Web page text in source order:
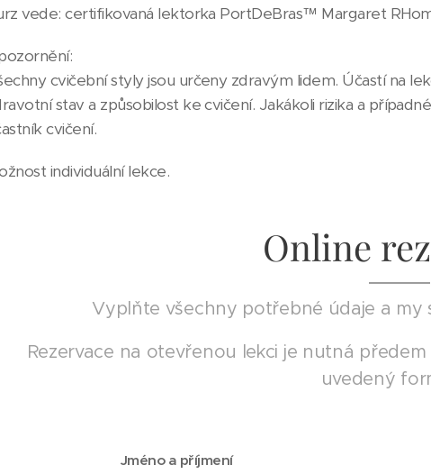
vede: certifikovaná lektorka PortDeBras™ Margaret
cvičební styly jsou určeny zdravým lidem. Účastí na
stav a způsobilost ke cvičení. Jakákoli rizika a
cvičení.
individuální lekce.
Online
Vyplňte všechny potřebné údaje a my
Rezervace na otevřenou lekci je nutná
uvedený
Jméno a příjmení